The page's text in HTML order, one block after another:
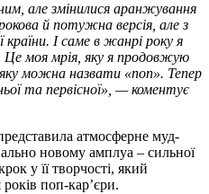
але змінилися аранжування
й потужна версія, але з
І саме в жанрі року я
моя мрія, яку я продовжую
яку можна назвати «поп». Тепер
та первісної», — коментує
атмосферне муд-
новому амплуа – сильної
у її творчості, який
поп-кар’єри.